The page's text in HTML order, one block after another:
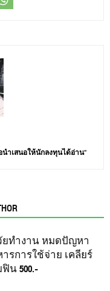
ำเสนอให้นักลงทุนได้อ่าน”
วัยทำงาน หมดปัญหา
รการใช้จ่าย เคลียร์
น 500.-